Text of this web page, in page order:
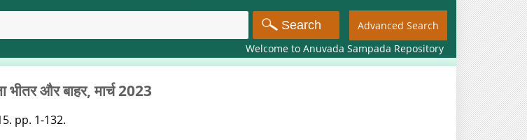
Advanced Search
Welcome to Anuvada Sampada Repository
भीतर और बाहर, मार्च 2023
pp. 1-132.